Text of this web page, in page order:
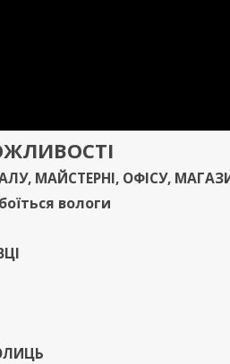
І
, МАЙСТЕРНІ, ОФІСУ,
вологи